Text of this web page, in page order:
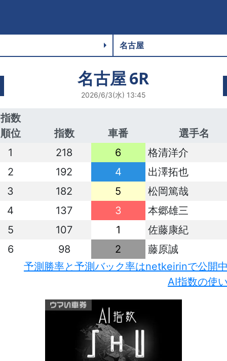
名古屋6R
2026/6/3(水) 13:45
指数
順位
指数 車番
選手名
1
218 6
格清洋介
2
192 4
出澤拓也
3
182 5
松岡篤哉
4
137 3
本郷雄三
5
107 1
佐藤康紀
6
98 2
藤原誠
予測勝率と予測バック率はnetkeirinで公開
AI指数の使